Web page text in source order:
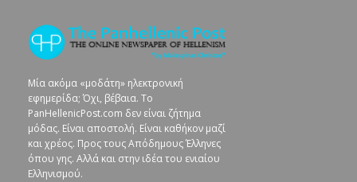
Μία ακόμα «μοδάτη» ηλεκτρονική
εφημερίδα; Όχι, βέβαια. To
PanHellenicPost.com δεν είναι ζήτημα
μόδας. Είναι αποστολή. Είναι καθήκον μαζί
και χρέος. Προς τους Απόδημους Έλληνες
όπου γης. Αλλά και στην ιδέα του ενιαίου
Ελληνισμού.